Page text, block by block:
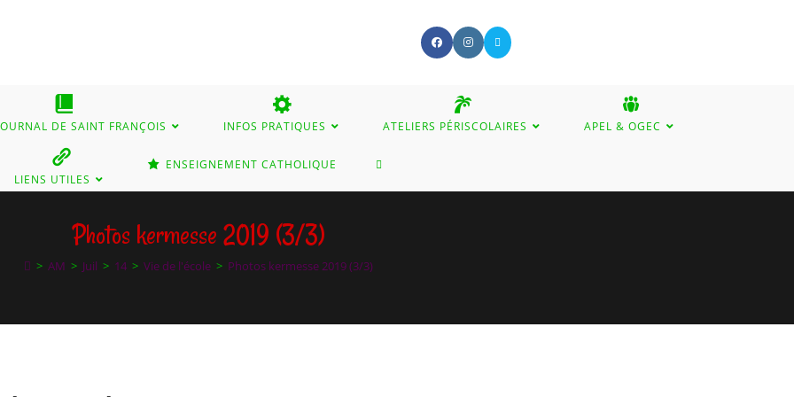
DE SAINT FRANÇOIS INFOS PRATIQUES ATELIERS PÉRISCOLAIRES APEL & OGEC
LIENS UTILES
ENSEIGNEMENT CATHOLIQUE TOGGLE
Photos kermesse 2019 (3/3)
> AM > Juil > 14 > Vie de l'école > Photos kermesse 2019 (3/3)